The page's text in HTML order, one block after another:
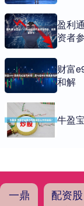
盈利
资者
财富
和解
牛盈
一鼎
配资股